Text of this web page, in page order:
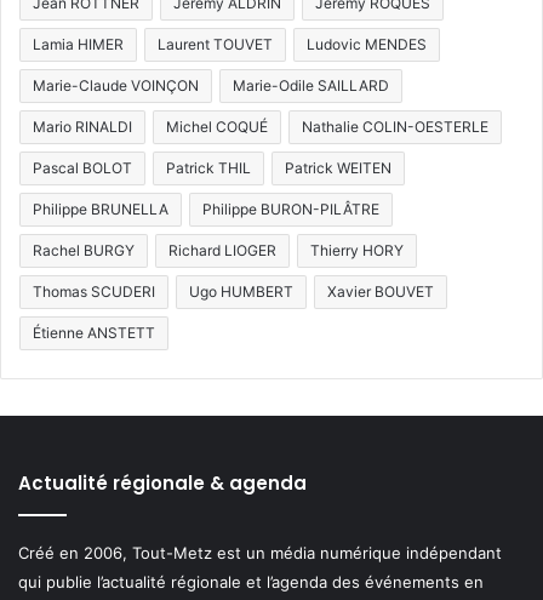
Lamia HIMER Laurent TOUVET Ludovic MENDES
Marie-Claude VOINÇON Marie-Odile SAILLARD
Mario RINALDI Michel COQUÉ Nathalie COLIN-OESTERLE
Pascal BOLOT Patrick THIL Patrick WEITEN
Philippe BRUNELLA Philippe BURON-PILÂTRE
Rachel BURGY Richard LIOGER Thierry HORY
Thomas SCUDERI Ugo HUMBERT Xavier BOUVET
Étienne ANSTETT
Actualité régionale & agenda
Créé en 2006, Tout-Metz est un média numérique indépendant
qui publie l’actualité régionale et l’agenda des événements en